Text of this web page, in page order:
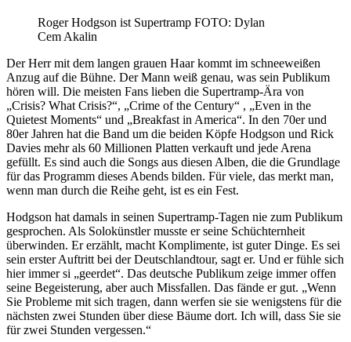
Roger Hodgson ist Supertramp FOTO: Dylan
Cem Akalin
Der Herr mit dem langen grauen Haar kommt im schneeweißen
Anzug auf die Bühne. Der Mann weiß genau, was sein Publikum
hören will. Die meisten Fans lieben die Supertramp-Ära von
„Crisis? What Crisis?“, „Crime of the Century“ , „Even in the
Quietest Moments“ und „Breakfast in America“. In den 70er und
80er Jahren hat die Band um die beiden Köpfe Hodgson und Rick
Davies mehr als 60 Millionen Platten verkauft und jede Arena
gefüllt. Es sind auch die Songs aus diesen Alben, die die Grundlage
für das Programm dieses Abends bilden. Für viele, das merkt man,
wenn man durch die Reihe geht, ist es ein Fest.
Hodgson hat damals in seinen Supertramp-Tagen nie zum Publikum
gesprochen. Als Solokünstler musste er seine Schüchternheit
überwinden. Er erzählt, macht Komplimente, ist guter Dinge. Es sei
sein erster Auftritt bei der Deutschlandtour, sagt er. Und er fühle sich
hier immer si „geerdet“. Das deutsche Publikum zeige immer offen
seine Begeisterung, aber auch Missfallen. Das fände er gut. „Wenn
Sie Probleme mit sich tragen, dann werfen sie sie wenigstens für die
nächsten zwei Stunden über diese Bäume dort. Ich will, dass Sie sie
für zwei Stunden vergessen.“